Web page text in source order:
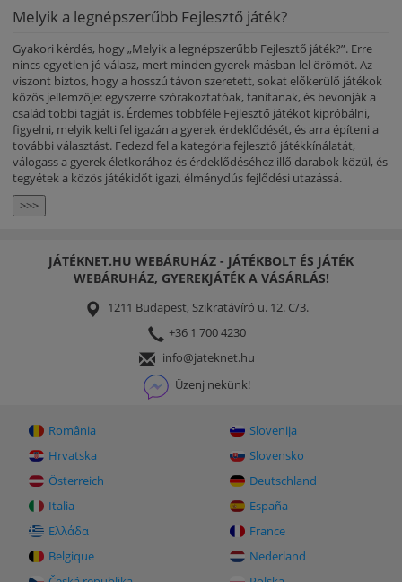
Melyik a legnépszerűbb Fejlesztő játék?
Gyakori kérdés, hogy „Melyik a legnépszerűbb Fejlesztő játék?”. Erre
nincs egyetlen jó válasz, mert minden gyerek másban lel örömöt. Az
viszont biztos, hogy a hosszú távon szeretett, sokat előkerülő játékok
közös jellemzője: egyszerre szórakoztatóak, tanítanak, és bevonják a
család többi tagját is. Érdemes többféle Fejlesztő játékot kipróbálni,
figyelni, melyik kelti fel igazán a gyerek érdeklődését, és arra építeni a
további választást. Fedezd fel a kategória fejlesztő játékkínálatát,
válogass a gyerek életkorához és érdeklődéséhez illő darabok közül, és
tegyétek a közös játékidőt igazi, élménydús fejlődési utazássá.
>>>
JÁTÉKNET.HU WEBÁRUHÁZ - JÁTÉKBOLT ÉS JÁTÉK
WEBÁRUHÁZ, GYEREKJÁTÉK A VÁSÁRLÁS!
1211 Budapest, Szikratávíró u. 12. C/3.
+36 1 700 4230
info@jateknet.hu
Üzenj nekünk!
România
Slovenija
Hrvatska
Slovensko
Österreich
Deutschland
Italia
España
Ελλάδα
France
Belgique
Nederland